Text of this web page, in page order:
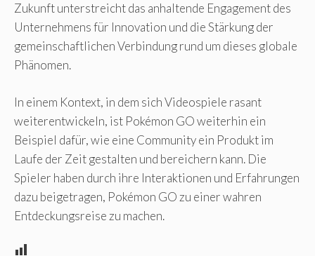
Zukunft unterstreicht das anhaltende Engagement des
Unternehmens für Innovation und die Stärkung der
gemeinschaftlichen Verbindung rund um dieses globale
Phänomen.
In einem Kontext, in dem sich Videospiele rasant
weiterentwickeln, ist Pokémon GO weiterhin ein
Beispiel dafür, wie eine Community ein Produkt im
Laufe der Zeit gestalten und bereichern kann. Die
Spieler haben durch ihre Interaktionen und Erfahrungen
dazu beigetragen, Pokémon GO zu einer wahren
Entdeckungsreise zu machen.